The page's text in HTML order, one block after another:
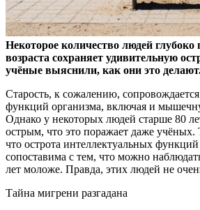
Некоторое количество людей глубоко
возраста сохраняет удивительную
учёные выяснили, как они это
Старость, к сожалению,
функций организма, включая и
Однако у некоторых людей старше 80
острым, что это поражает даже учёных.
что острота интеллектуальных
сопоставима с тем, что можно
лет моложе. Правда, этих людей не
Тайна мигрени разгадана